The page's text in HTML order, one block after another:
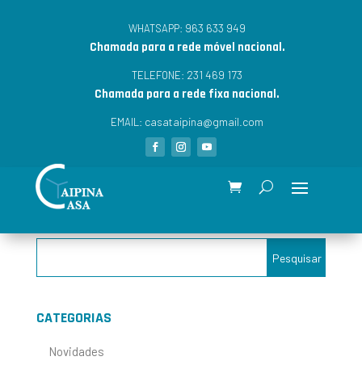
WHATSAPP: 963 633 949
Chamada para a rede móvel nacional.
TELEFONE: 231 469 173
Chamada para a rede fixa nacional.
EMAIL: casataipina@gmail.com
CATEGORIAS
Novidades